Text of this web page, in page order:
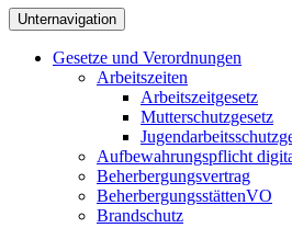
Unternavigation
Gesetze und Verordnungen
Arbeitszeiten
Arbeitszeitgesetz
Mutterschutzgesetz
Aufbewahrungspflicht
Beherbergungsvertrag
BeherbergungsstättenVO
Brandschutz